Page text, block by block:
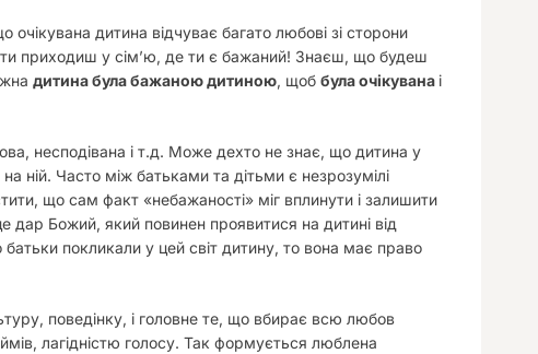
дитина відчуває багато любові зі сторони
приходиш у сім’ю, де ти є бажаний! Знаєш, що будеш
дитина була бажаною дитиною, щоб була очікувана і
несподівана і т.д. Може дехто не знає, що дитина у
ній. Часто між батьками та дітьми є незрозумілі
що сам факт «небажаності» міг вплинути і залишити
дар Божий, який повинен проявитися на дитині від
покликали у цей світ дитину, то вона має право
поведінку, і головне те, що вбирає всю любов
лагідністю голосу. Так формується люблена